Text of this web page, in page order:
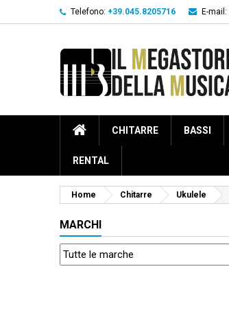
Telefono: +39.045.8205716 E-mail:
CHITARRE BASSI
RENTAL
Home Chitarre Ukulele
MARCHI